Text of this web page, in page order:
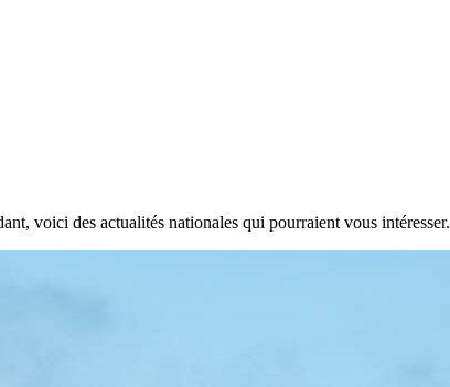
voici des actualités nationales qui pourraient vous intéresser.